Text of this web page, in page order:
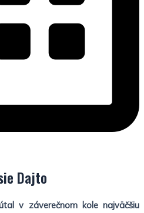
Dajto
v záverečnom kole najväčšiu